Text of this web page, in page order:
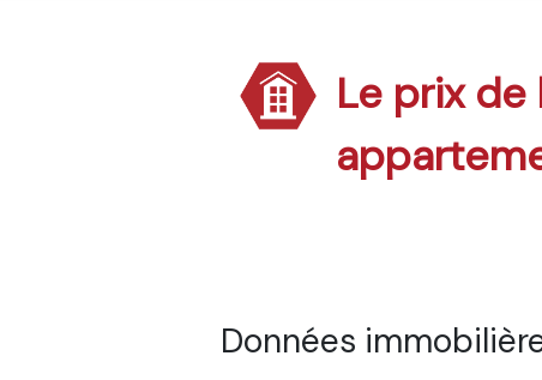
Le prix
Données